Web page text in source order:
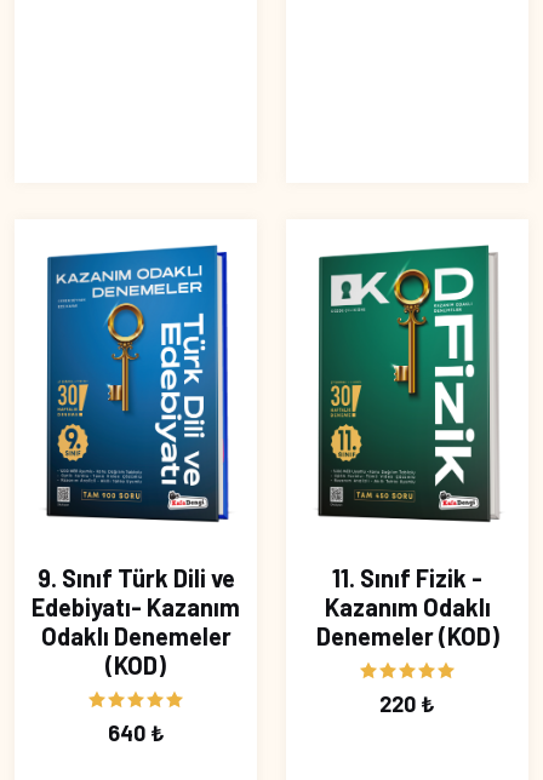
9. Sınıf Türk Dili ve
Edebiyatı- Kazanım
Odaklı Denemeler
(KOD)
640 ₺
11. Sınıf Fizik -
Kazanım Odaklı
Denemeler (KOD)
220 ₺